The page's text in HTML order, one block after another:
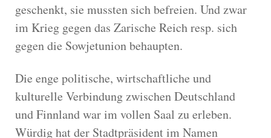
geschenkt, sie mussten sich befreien. Und zwar
im Krieg gegen das Zarische Reich resp. sich
gegen die Sowjetunion behaupten.
Die enge politische, wirtschaftliche und
kulturelle Verbindung zwischen Deutschland
und Finnland war im vollen Saal zu erleben.
Würdig hat der Stadtpräsident im Namen